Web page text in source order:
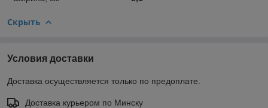
Скрыть
Условия доставки
Доставка осуществляется только по предоплате.
Доставка курьером по Минску